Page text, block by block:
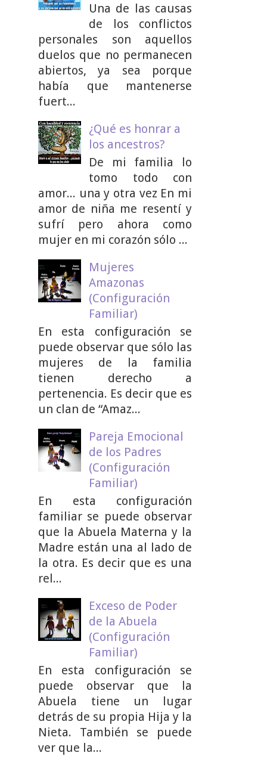
Una de las causas
de los conflictos
personales son aquellos
duelos que no permanecen
abiertos, ya sea porque
había que mantenerse
fuert...
¿Qué es honrar a
los ancestros?
De mi familia lo
tomo todo con
amor... una y otra vez En mi
amor de niña me resentí y
sufrí pero ahora como
mujer en mi corazón sólo ...
Mujeres
Amazonas
(Configuración
Familiar)
En esta configuración se
puede observar que sólo las
mujeres de la familia
tienen derecho a
pertenencia. Es decir que es
un clan de “Amaz...
Pareja Emocional
de los Padres
(Configuración
Familiar)
En esta configuración
familiar se puede observar
que la Abuela Materna y la
Madre están una al lado de
la otra. Es decir que es una
rel...
Exceso de Poder
de la Abuela
(Configuración
Familiar)
En esta configuración se
puede observar que la
Abuela tiene un lugar
detrás de su propia Hija y la
Nieta. También se puede
ver que la...